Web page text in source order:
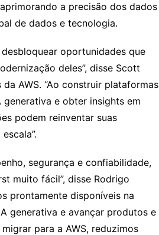
a precisão dos dados
de dados e tecnologia.
oportunidades que
deles”, disse Scott
AWS. “Ao construir plataformas
e obter insights em
podem reinventar suas
segurança e confiabilidade,
muito fácil”, disse Rodrigo
prontamente disponíveis na
generativa e avançar produtos e
para a AWS, reduzimos